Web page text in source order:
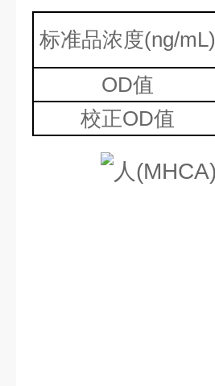
标准品浓度(ng/mL)
OD值
校正OD值